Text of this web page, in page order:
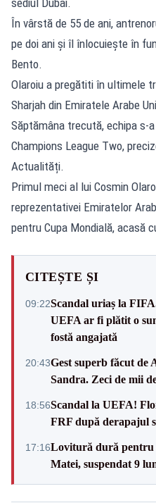
În vârstă de 55 de ani,
pe doi ani şi îl înlocuieşte în
Bento.
Olaroiu a pregătiti în ultimele
Sharjah din Emiratele Arabe
Săptămâna trecută, echipa s-
Champions League Two,
Actualități.
Primul meci al lui Cosmin
reprezentativei Emiratelor
pentru Cupa Mondială, acasă
CITEȘTE ȘI
09:22Scandal uriaș la
UEFA ar fi plătit o
fostă angajată
20:43Gest superb făcut de
Sandra. Zeci de mii
18:56Scandal la UEFA!
FRF după derapajul
17:16Lovitură dură pentru
Matei, suspendat 9